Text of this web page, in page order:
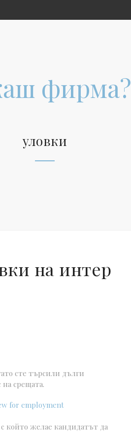
фирма?
уловки
на интер
сте търсили дълги
срещата.
който желае кандидатът да